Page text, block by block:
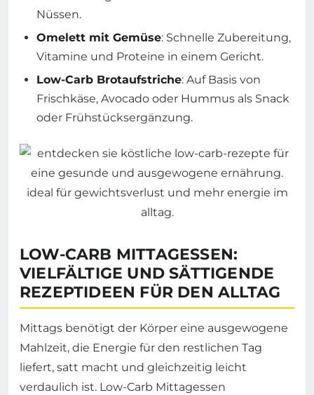
Nüssen.
Omelett mit Gemüse: Schnelle Zubereitung,
Vitamine und Proteine in einem Gericht.
Low-Carb Brotaufstriche: Auf Basis von
Frischkäse, Avocado oder Hummus als Snack
oder Frühstücksergänzung.
LOW-CARB MITTAGESSEN:
VIELFÄLTIGE UND SÄTTIGENDE
REZEPTIDEEN FÜR DEN ALLTAG
Mittags benötigt der Körper eine ausgewogene
Mahlzeit, die Energie für den restlichen Tag
liefert, satt macht und gleichzeitig leicht
verdaulich ist. Low-Carb Mittagessen